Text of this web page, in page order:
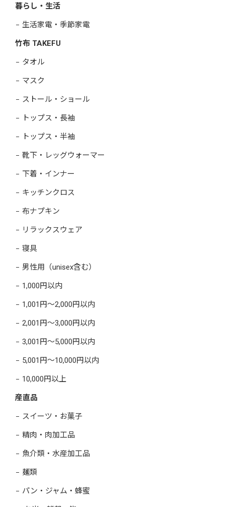
暮らし・生活
生活家電・季節家電
竹布 TAKEFU
タオル
マスク
ストール・ショール
トップス・長袖
トップス・半袖
靴下・レッグウォーマー
下着・インナー
キッチンクロス
布ナプキン
リラックスウェア
寝具
男性用（unisex含む）
1,000円以内
1,001円～2,000円以内
2,001円～3,000円以内
3,001円～5,000円以内
5,001円～10,000円以内
10,000円以上
産直品
スイーツ・お菓子
精肉・肉加工品
魚介類・水産加工品
麺類
パン・ジャム・蜂蜜